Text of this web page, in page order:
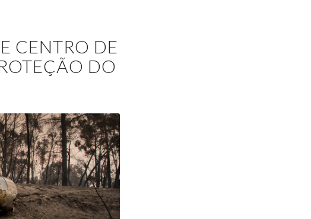
CENTRO DE
DO